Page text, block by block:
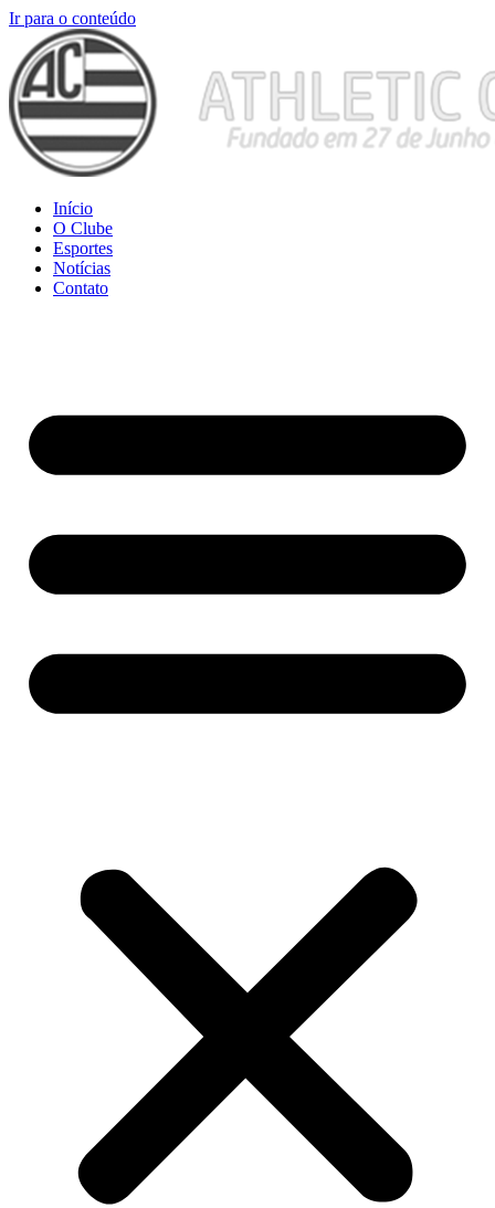
Ir para o conteúdo
Início
O Clube
Esportes
Notícias
Contato